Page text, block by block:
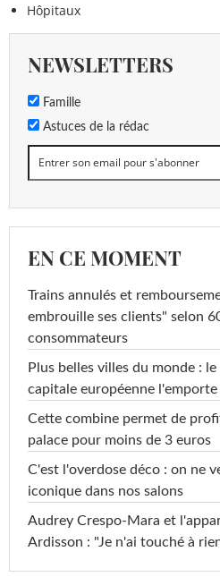
Hôpitaux
NEWSLETTERS
Famille
Astuces de la rédac
EN CE MOMENT
Trains annulés et
embrouille ses clients" selon
consommateurs
Plus belles villes du monde :
capitale européenne
Cette combine permet de
palace pour moins de 3 euros
C'est l'overdose déco : on ne
iconique dans nos salons
Audrey Crespo-Mara et
Ardisson : "Je n'ai touché à